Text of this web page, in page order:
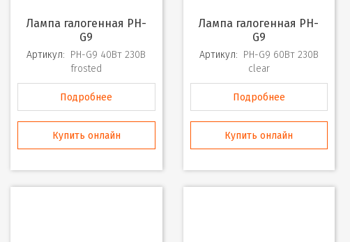
Лампа галогенная PH-
G9
Артикул: PH-G9 40Вт 230В
frosted
Подробнее
Купить онлайн
Лампа галогенная PH-
G9
Артикул: PH-G9 60Вт 230В
clear
Подробнее
Купить онлайн